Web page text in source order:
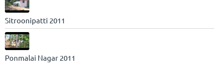
Sitroonipatti 2011
Ponmalai Nagar 2011